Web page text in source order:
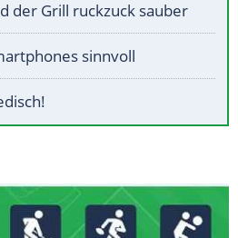
der Grill ruckzuck sauber
sinnvoll